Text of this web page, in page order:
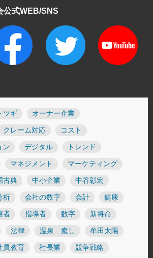
ツギ オーナー企業
クレーム対応 コスト
ン デジタル トレンド
マネジメント マーケティング
古典 中小企業 中谷彰宏
析 会社の数字 会計 健康
者 指導者 数字 新将命
法律 温泉 癒し 牟田太陽
員教育 社長業 競争戦略
公式WEB/SNS